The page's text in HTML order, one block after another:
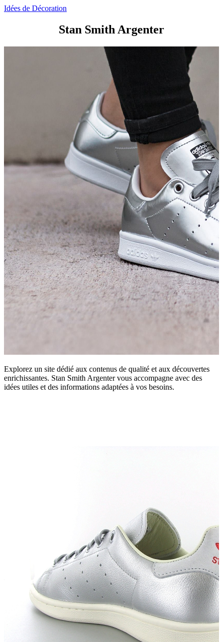
Idées de Décoration
Stan Smith Argenter
Explorez un site dédié aux contenus de qualité et aux découvertes
enrichissantes. Stan Smith Argenter vous accompagne avec des
idées utiles et des informations adaptées à vos besoins.